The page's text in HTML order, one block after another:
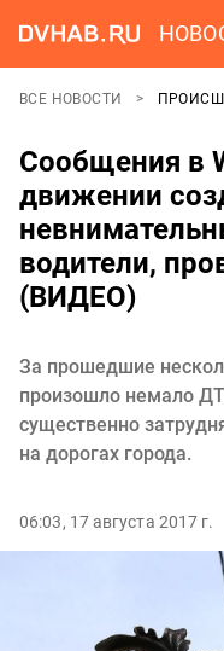
ВСЕ НОВОСТИ
Сообщения в
движении
водители,
(ВИДЕО)
За прошедшие
произошло немало
существенно
на дорогах города.
06:03, 17 августа 2017 г.